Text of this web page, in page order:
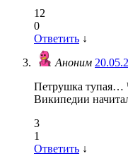
12
0
Ответить ↓
Аноним
Петрушка тупая…
Википедии
3
1
Ответить ↓